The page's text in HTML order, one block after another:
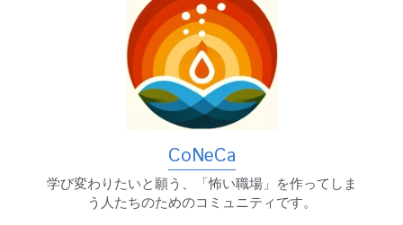
CoNeCa
学び変わりたいと願う、「怖い職場」を作ってしま
う人たちのためのコミュニティです。